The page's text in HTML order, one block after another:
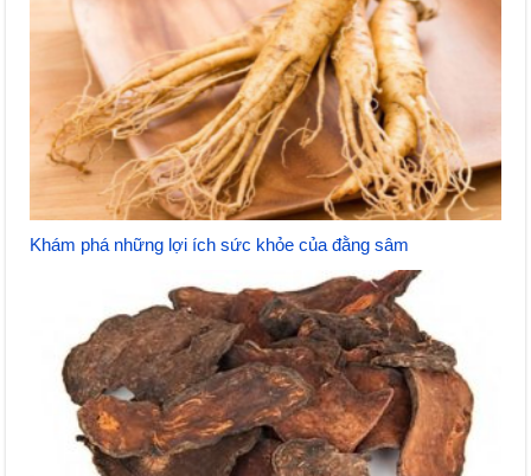
Khám phá những lợi ích sức khỏe của đằng sâm